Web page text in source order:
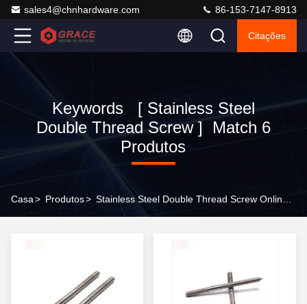
sales4@chnhardware.com 86-153-7147-8913
Citações
Keywords [ Stainless Steel
Double Thread Screw ] Match 6
Produtos
Casa> Produtos>